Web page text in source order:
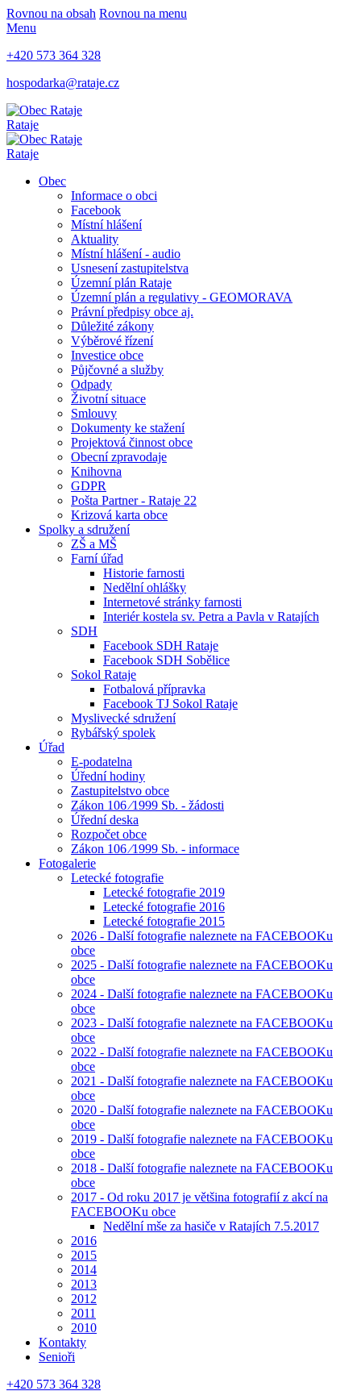
Rovnou na obsah Rovnou na menu
Menu
+420 573 364 328
hospodarka@rataje.cz
Rataje
Rataje
Obec
Informace o obci
Facebook
Místní hlášení
Aktuality
Místní hlášení - audio
Usnesení zastupitelstva
Územní plán Rataje
Územní plán a regulativy - GEOMORAVA
Právní předpisy obce aj.
Důležité zákony
Výběrové řízení
Investice obce
Půjčovné a služby
Odpady
Životní situace
Smlouvy
Dokumenty ke stažení
Projektová činnost obce
Obecní zpravodaje
Knihovna
GDPR
Pošta Partner - Rataje 22
Krizová karta obce
Spolky a sdružení
ZŠ a MŠ
Farní úřad
Historie farnosti
Nedělní ohlášky
Internetové stránky farnosti
Interiér kostela sv. Petra a Pavla v Ratajích
SDH
Facebook SDH Rataje
Facebook SDH Sobělice
Sokol Rataje
Fotbalová přípravka
Facebook TJ Sokol Rataje
Myslivecké sdružení
Rybářský spolek
Úřad
E-podatelna
Úřední hodiny
Zastupitelstvo obce
Zákon 106 ⁄1999 Sb. - žádosti
Úřední deska
Rozpočet obce
Zákon 106 ⁄1999 Sb. - informace
Fotogalerie
Letecké fotografie
Letecké fotografie 2019
Letecké fotografie 2016
Letecké fotografie 2015
2026 - Další fotografie naleznete na FACEBOOKu
obce
2025 - Další fotografie naleznete na FACEBOOKu
obce
2024 - Další fotografie naleznete na FACEBOOKu
obce
2023 - Další fotografie naleznete na FACEBOOKu
obce
2022 - Další fotografie naleznete na FACEBOOKu
obce
2021 - Další fotografie naleznete na FACEBOOKu
obce
2020 - Další fotografie naleznete na FACEBOOKu
obce
2019 - Další fotografie naleznete na FACEBOOKu
obce
2018 - Další fotografie naleznete na FACEBOOKu
obce
2017 - Od roku 2017 je většina fotografií z akcí na
FACEBOOKu obce
Nedělní mše za hasiče v Ratajích 7.5.2017
2016
2015
2014
2013
2012
2011
2010
Kontakty
Senioři
+420 573 364 328